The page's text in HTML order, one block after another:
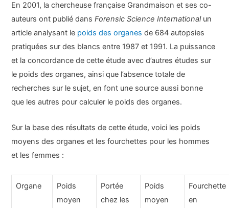
En 2001, la chercheuse française Grandmaison et ses co-
auteurs ont publié dansForensic Science International un
article analysant le poids des organes de 684 autopsies
pratiquées sur des blancs entre 1987 et 1991. La puissance
et la concordance de cette étude avec d’autres études sur
le poids des organes, ainsi que l’absence totale de
recherches sur le sujet, en font une source aussi bonne
que les autres pour calculer le poids des organes.
Sur la base des résultats de cette étude, voici les poids
moyens des organes et les fourchettes pour les hommes
et les femmes :
Organe
Poids
moyen
Portée
chez les
Poids
moyen
Fourchette
en